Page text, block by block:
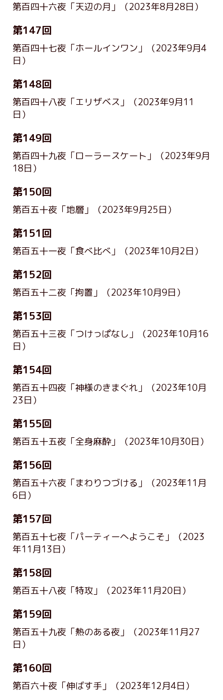
第百四十六夜「天辺の月」 （2023年8月28日）
第147回
第百四十七夜「ホールインワン」
（2023年9月4
日）
第148回
第百四十八夜「エリザベス」
（2023年9月11
日）
第149回
第百四十九夜「ローラースケート」
（2023年9月
18日）
第150回
第百五十夜「地層」 （2023年9月25日）
第151回
第百五十一夜「食べ比べ」 （2023年10月2日）
第152回
第百五十二夜「拘置」 （2023年10月9日）
第153回
第百五十三夜「つけっぱなし」
（2023年10月16
日）
第154回
第百五十四夜「神様のきまぐれ」
（2023年10月
23日）
第155回
第百五十五夜「全身麻酔」 （2023年10月30日）
第156回
第百五十六夜「まわりつづける」
（2023年11月
6日）
第157回
第百五十七夜「パーティーへようこそ」
（2023
年11月13日）
第158回
第百五十八夜「特攻」 （2023年11月20日）
第159回
第百五十九夜「熱のある夜」
（2023年11月27
日）
第160回
第百六十夜「伸ばす手」 （2023年12月4日）